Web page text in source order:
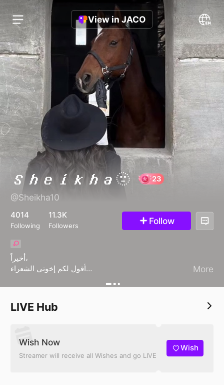
View in JACO
𝑺𝒉𝒆𝒊𝒌𝒉𝒂🫥
@Sheikha10
4014
Following
11.3K
Followers Follow
أخيراً،
أقول لكم إخوتي الشعراء
وهو حبي القديم وحي الجديد
More
LIVE Hub
Wish Now
Streamer will receive all Wishes and go LIVE
Wish